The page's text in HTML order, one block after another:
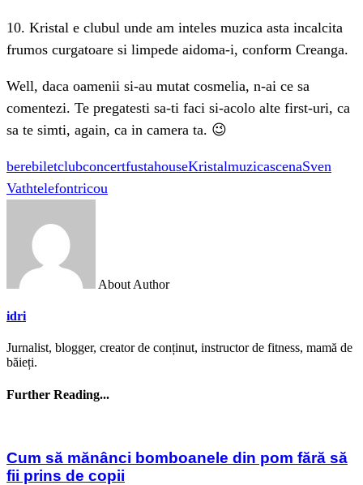
10. Kristal e clubul unde am inteles muzica asta incalcita
frumos curgatoare si limpede aidoma-i, conform Creanga.
Well, daca oamenii si-au mutat cosmelia, n-ai ce sa
comentezi. Te pregatesti sa-ti faci si-acolo alte first-uri, ca
sa te simti, again, ca in camera ta. 😉
berebiletclubconcertfustahouseKristalmuzicascenaSven
Vathtelefontricou
About Author
idri
Jurnalist, blogger, creator de conținut, instructor de fitness, mamă de
băieți.
Further Reading...
Cum să mănânci bomboanele din pom fără să
fii prins de copii